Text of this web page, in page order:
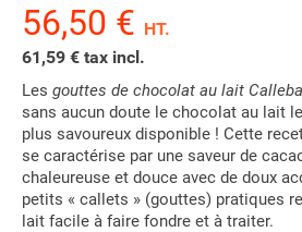
56,50 € HT.
61,59 € tax incl.
Les gouttes de chocolat au lait
sans aucun doute le chocolat au lait
plus savoureux disponible ! Cette
se caractérise par une saveur de
chaleureuse et douce avec de doux
petits « callets » (gouttes) pratiques
lait facile à faire fondre et à traiter.